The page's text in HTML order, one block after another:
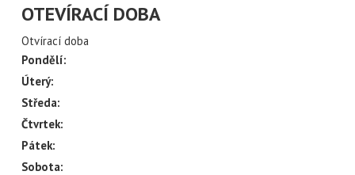
OTEVÍRACÍ DOBA
Otvírací doba
Pondělí:
Úterý:
Středa:
Čtvrtek:
Pátek:
Sobota: